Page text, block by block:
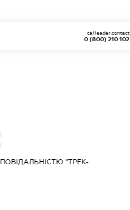
0 (800) 210 102
caHeader.contact
"ТРЕК-